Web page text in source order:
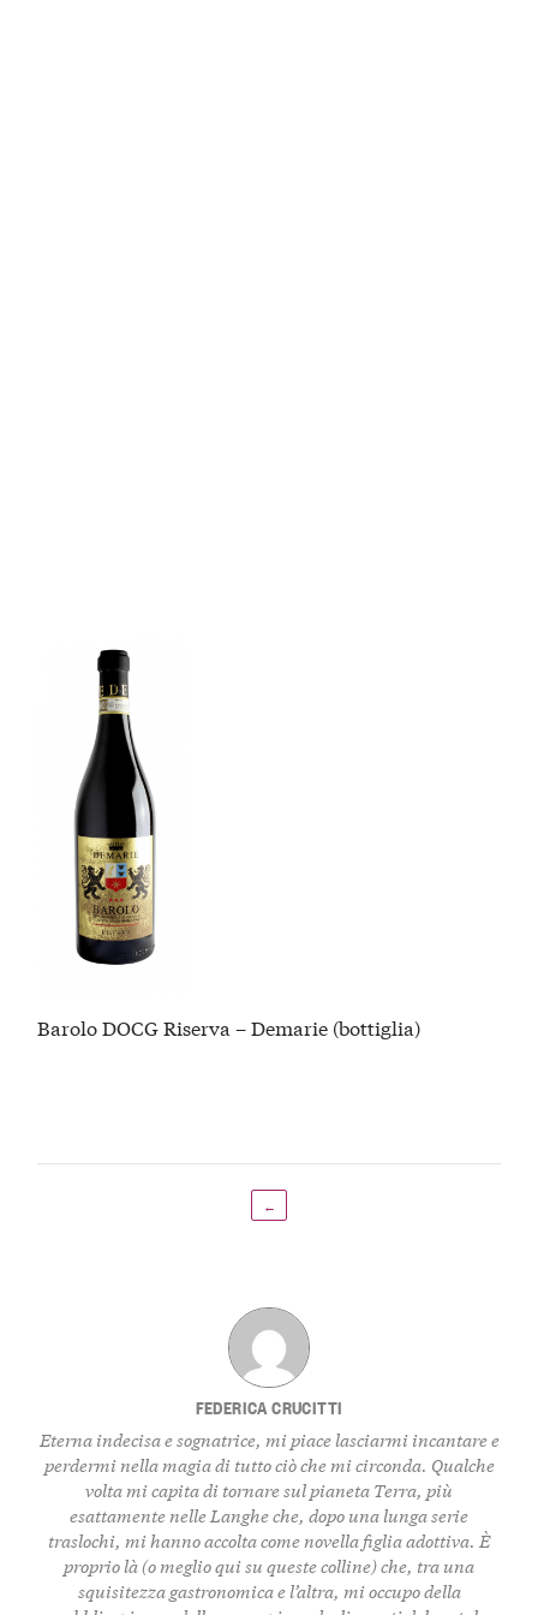
Barolo DOCG Riserva – Demarie (bottiglia)
←
FEDERICA CRUCITTI
Eterna indecisa e sognatrice, mi piace lasciarmi incantare e
perdermi nella magia di tutto ciò che mi circonda. Qualche
volta mi capita di tornare sul pianeta Terra, più
esattamente nelle Langhe che, dopo una lunga serie
traslochi, mi hanno accolta come novella figlia adottiva. È
proprio là (o meglio qui su queste colline) che, tra una
squisitezza gastronomica e l’altra, mi occupo della